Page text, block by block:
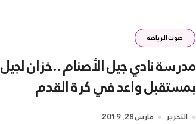
صوت الرياضة
مدرسة نادي جيل الأصنام ..خزان لجيل
بمستقبل واعد في كرة القدم
التحرير مارس 28, 2019